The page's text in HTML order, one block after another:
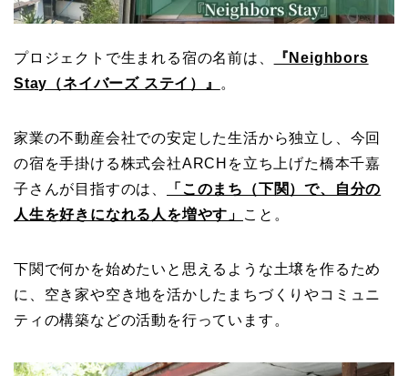
プロジェクトで生まれる宿の名前は、
『Neighbors
Stay（ネイバーズ ステイ）』
。
家業の不動産会社での安定した生活から独立し、今回
の宿を手掛ける株式会社ARCHを立ち上げた橋本千嘉
子さんが目指すのは、
「このまち（下関）で、自分の
人生を好きになれる人を増やす」
こと。
下関で何かを始めたいと思えるような土壌を作るため
に、空き家や空き地を活かしたまちづくりやコミュニ
ティの構築などの活動を行っています。